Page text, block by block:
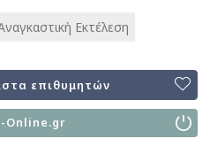
Εκτέλεση
επιθυμητών
Online.gr